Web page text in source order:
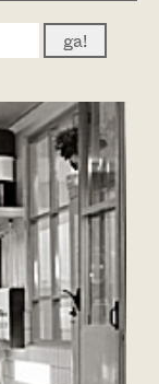
ga!